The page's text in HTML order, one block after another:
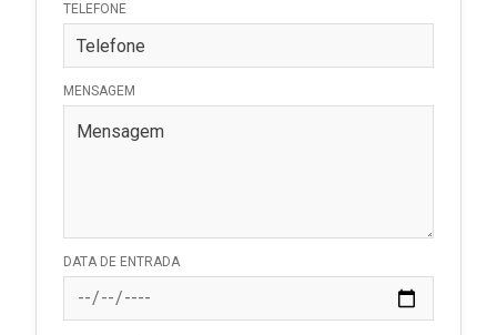
TELEFONE
MENSAGEM
DATA DE ENTRADA